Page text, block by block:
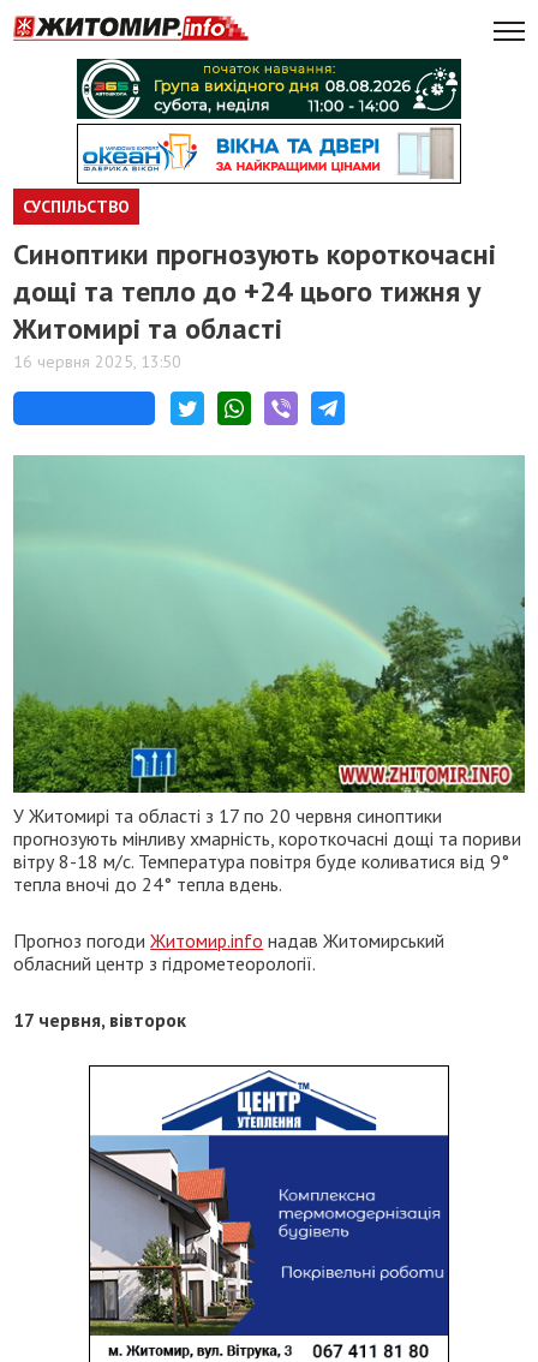
СУСПІЛЬСТВО
Синоптики прогнозують короткочасні
дощі та тепло до +24 цього тижня у
Житомирі та області
16 червня 2025, 13:50
У Житомирі та області з 17 по 20 червня синоптики
прогнозують мінливу хмарність, короткочасні дощі та пориви
вітру 8-18 м/с. Температура повітря буде коливатися від 9°
тепла вночі до 24° тепла вдень.
Прогноз погодиЖитомир.info надав Житомирський
обласний центр з гідрометеорології.
17 червня, вівторок